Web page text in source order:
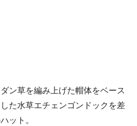
ン草を編み上げた帽体をベース
た水草エチェンゴンドックを差
ット。